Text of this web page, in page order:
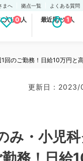
まへ 拠点一覧 よくある質問
入り求人
0 最近見た求人
1
のご勤務！日給10万円と高
更新日 : 2023/
・小児